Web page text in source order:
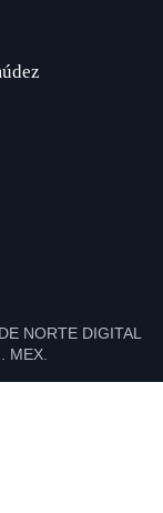
NORTE DIGITAL
MEX.